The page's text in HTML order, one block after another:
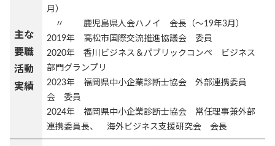
主な
要職
活動
実績
月）
〃 鹿児島県人会ハノイ 会長（～19年3月）
2019年 高松市国際交流推進協議会 委員
2020年 香川ビジネス＆パブリックコンペ ビジネス
部門グランプリ
2023年 福岡県中小企業診断士協会 外部連携委員
会 委員
2024年 福岡県中小企業診断士協会 常任理事兼外部
連携委員長、 海外ビジネス支援研究会 会長